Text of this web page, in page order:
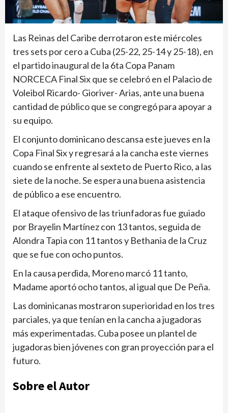
Las Reinas del Caribe derrotaron este miércoles
tres sets por cero a Cuba (25-22, 25-14 y 25-18), en
el partido inaugural de la 6ta Copa Panam
NORCECA Final Six que se celebró en el Palacio de
Voleibol Ricardo- Gioriver- Arias, ante una buena
cantidad de público que se congregó para apoyar a
su equipo.
El conjunto dominicano descansa este jueves en la
Copa Final Six y regresará a la cancha este viernes
cuando se enfrente al sexteto de Puerto Rico, a las
siete de la noche. Se espera una buena asistencia
de público a ese encuentro.
El ataque ofensivo de las triunfadoras fue guiado
por Brayelin Martínez con 13 tantos, seguida de
Alondra Tapia con 11 tantos y Bethania de la Cruz
que se fue con ocho puntos.
En la causa perdida, Moreno marcó 11 tanto,
Madame aportó ocho tantos, al igual que De Peña.
Las dominicanas mostraron superioridad en los tres
parciales, ya que tenían en la cancha a jugadoras
más experimentadas. Cuba posee un plantel de
jugadoras bien jóvenes con gran proyección para el
futuro.
Sobre el Autor